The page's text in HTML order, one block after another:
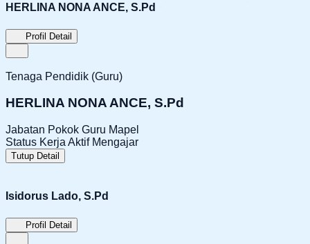
HERLINA NONA ANCE, S.Pd
Profil Detail
Tenaga Pendidik (Guru)
HERLINA NONA ANCE, S.Pd
Jabatan Pokok Guru Mapel
Status Kerja Aktif Mengajar
Tutup Detail
Isidorus Lado, S.Pd
Profil Detail